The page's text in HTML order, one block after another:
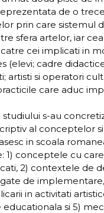
de o
prin care sistemul
sfera artelor, iar
cei implicati in
(elevi; cadre
artisti si operatori
care aduc
s-au
al conceptelor
in scoala
1) conceptele cu
2) contextele de
de
in activitati
educationala si 5)